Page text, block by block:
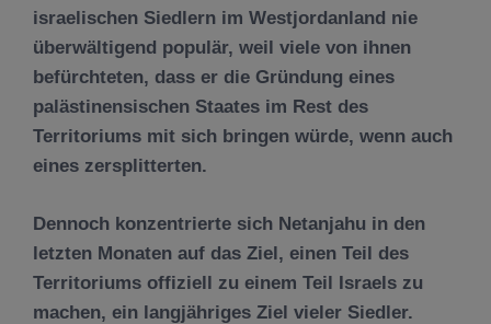
israelischen Siedlern im Westjordanland nie
überwältigend populär, weil viele von ihnen
befürchteten, dass er die Gründung eines
palästinensischen Staates im Rest des
Territoriums mit sich bringen würde, wenn auch
eines zersplitterten.
Dennoch konzentrierte sich Netanjahu in den
letzten Monaten auf das Ziel, einen Teil des
Territoriums offiziell zu einem Teil Israels zu
machen, ein langjähriges Ziel vieler Siedler.